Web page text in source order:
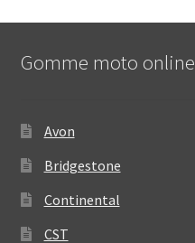
Gomme moto online
Avon
Bridgestone
Continental
CST